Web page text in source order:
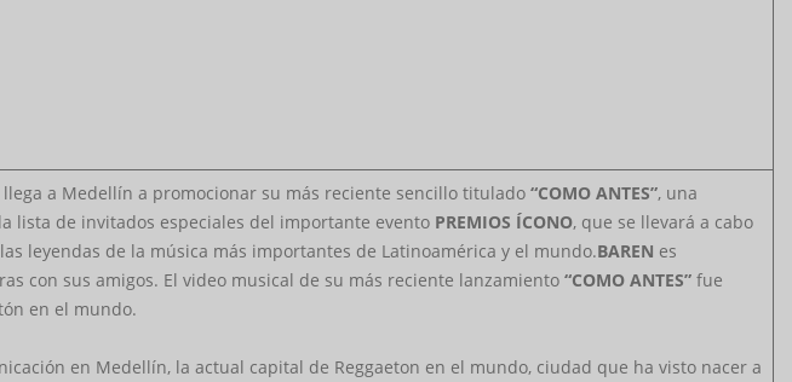
a Medellín a promocionar su más reciente sencillo titulado “COMO ANTES”, una
lista de invitados especiales del importante evento PREMIOS ÍCONO, que se llevará a cabo
leyendas de la música más importantes de Latinoamérica y el mundo.BAREN es
con sus amigos. El video musical de su más reciente lanzamiento “COMO ANTES” fue
en el mundo.
en Medellín, la actual capital de Reggaeton en el mundo, ciudad que ha visto nacer a